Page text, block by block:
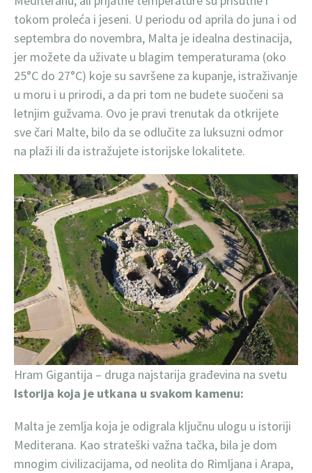
tokom proleća i jeseni. U periodu od aprila do juna i od
septembra do novembra, Malta je idealna destinacija,
jer možete da uživate u blagim temperaturama (oko
25°C do 27°C) koje su savršene za kupanje, istraživanje
u moru i u prirodi, a da pri tom ne budete suočeni sa
letnjim gužvama. Ovo je pravi trenutak da otkrijete
sve čari Malte, bilo da se odlučite za luksuzni odmor
na plaži ili da istražujete istorijske lokalitete.
Hram Gigantija – druga najstarija građevina na svetu
Istorija koja je utkana u svakom kamenu:
Malta je zemlja koja je odigrala ključnu ulogu u istoriji
Mediterana. Kao strateški važna tačka, bila je dom
mnogim civilizacijama, od neolita do Rimljana i Arapa,